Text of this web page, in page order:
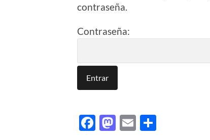
contraseña.
Contraseña:
Facebook
Mastodon
Email